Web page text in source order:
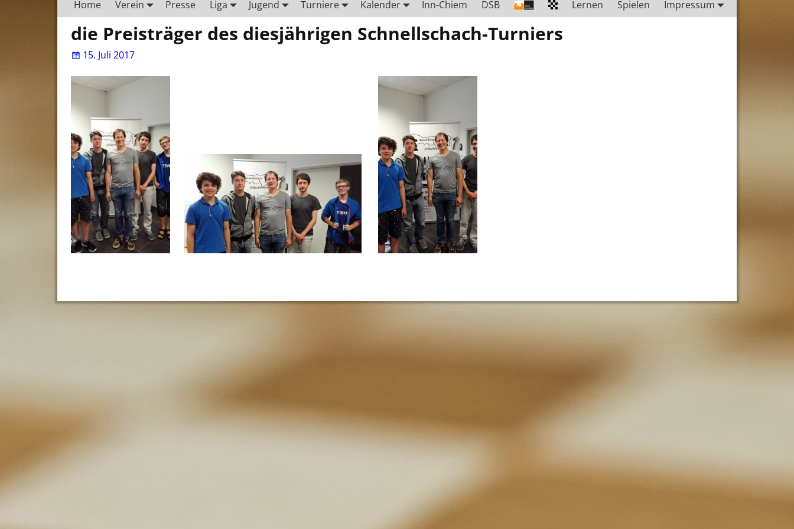
Home Verein Presse Liga Jugend Turniere Kalender Inn-Chiem DSB Lernen Spielen Impressum
die Preisträger des diesjährigen Schnellschach-Turniers
15. Juli 2017